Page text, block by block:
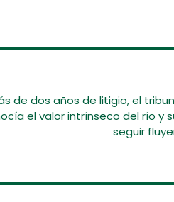
de dos años de litigio, el
el valor intrínseco del río
seguir